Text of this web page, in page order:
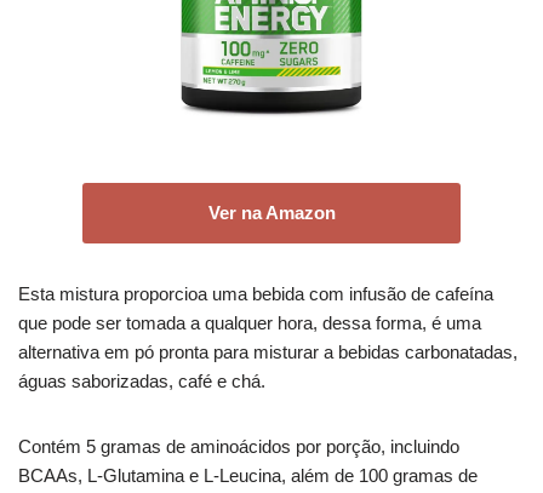
Ver na Amazon
Esta mistura proporcioa uma bebida com infusão de cafeína
que pode ser tomada a qualquer hora, dessa forma, é uma
alternativa em pó pronta para misturar a bebidas carbonatadas,
águas saborizadas, café e chá.
Contém 5 gramas de aminoácidos por porção, incluindo
BCAAs, L-Glutamina e L-Leucina, além de 100 gramas de